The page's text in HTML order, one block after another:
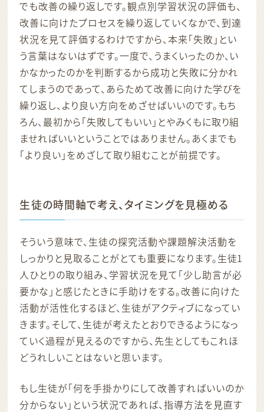
でも改善の繰り返しです。観点別学習状況の評価も、
改善に向けたプロセスを繰り返していくなかで、到達
状況を見て評価するわけですから、本来「失敗」とい
う言葉はないはずです。一度で、うまくいったのか、い
かなかったのかを判断するから成功と失敗に分かれ
てしまうのであって、あらためて改善に向けた学びを
繰り返し、より良い方向をめざせばいいのです。もち
ろん、最初から「失敗してもいい」とやみくもに取り組
ませればいいということではありません。あくまでも
「より良い」をめざして取り組むことが前提です。
生徒の時間軸で考え、タイミングを見極める
そういう意味で、生徒の探究活動や課題解決活動を
しっかりと見取ることがとても重要になります。生徒1
人ひとりの取り組み、学習状況を見て「少し助言が必
要かな」と感じたときに手助けをする。改善に向けた
活動が活性化するほど、生徒がアクティブになってい
きます。そして、生徒が考えたとおりできるようになっ
ていく過程が見えるのですから、先生としてもこれほ
どうれしいことはないと思います。
もし生徒が「何を手掛かりにして改善すればいいのか
分からない」という状況であれば、指導方法を見直す